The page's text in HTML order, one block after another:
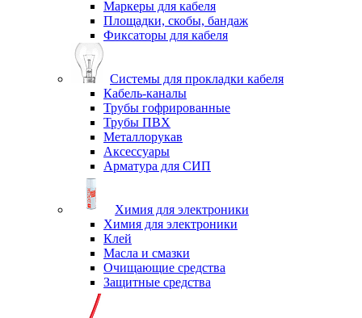
Маркеры для кабеля
Площадки, скобы, бандаж
Фиксаторы для кабеля
Системы для прокладки кабеля
Кабель-каналы
Трубы гофрированные
Трубы ПВХ
Металлорукав
Аксессуары
Арматура для СИП
Химия для электроники
Химия для электроники
Клей
Масла и смазки
Очищающие средства
Защитные средства